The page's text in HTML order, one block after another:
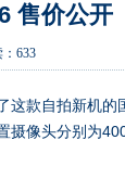
售价公开
633
款自拍新机的
摄像头分别为